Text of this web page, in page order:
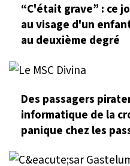
“C'était grave” : ce
au visage d'un
au deuxième degré
Des passagers
informatique de la
panique chez les